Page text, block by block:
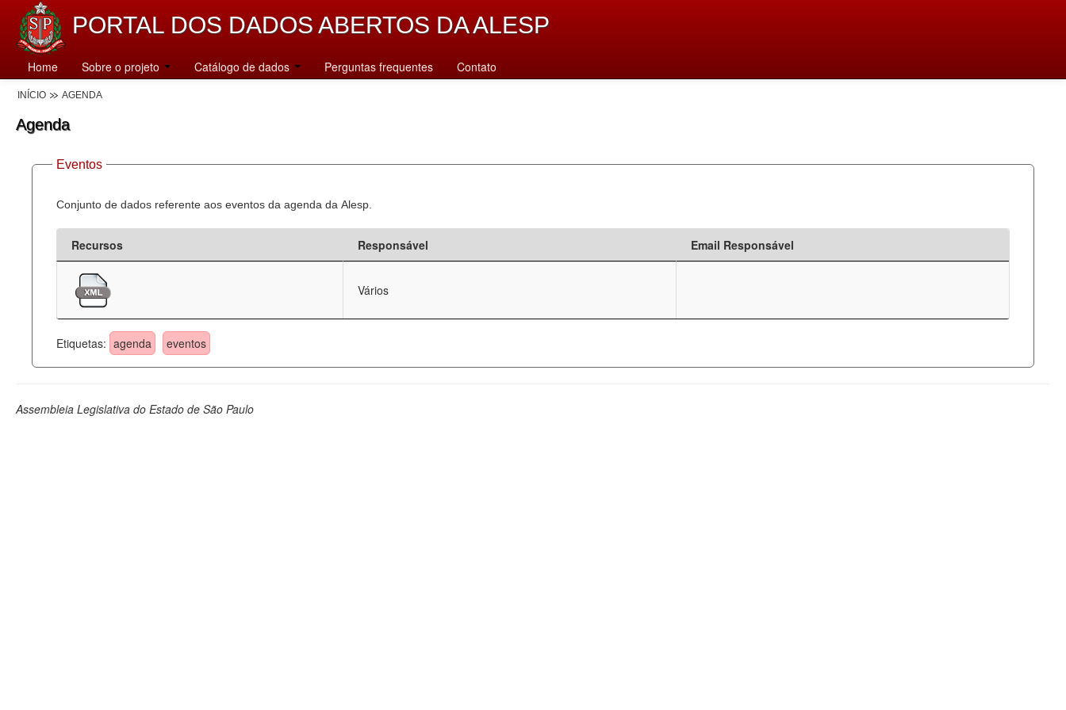
PORTAL DOS DADOS ABERTOS DA ALESP
Home Sobre o projeto Catálogo de dados Perguntas frequentes Contato
INÍCIO AGENDA
Agenda
Eventos
Conjunto de dados referente aos eventos da agenda da Alesp.
Recursos Responsável Email Responsável
Vários
Etiquetas: agenda eventos
Assembleia Legislativa do Estado de São Paulo